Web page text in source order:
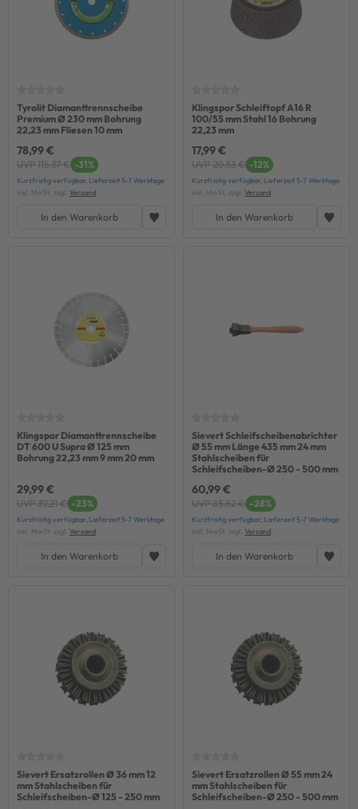
Tyrolit Diamanttrennscheibe
Premium Ø 230 mm Bohrung
22,23 mm Fliesen 10 mm
78,99 €
UVP 115,37 € -31%
Kurzfristig verfügbar, Lieferzeit 5-7 Werktage
inkl. MwSt. zzgl. Versand
In den Warenkorb
Klingspor Schleiftopf A16 R
100/55 mm Stahl 16 Bohrung
22,23 mm
17,99 €
UVP 20,53 € -12%
Kurzfristig verfügbar, Lieferzeit 5-7 Werktage
inkl. MwSt. zzgl. Versand
In den Warenkorb
Klingspor Diamanttrennscheibe
DT 600 U Supra Ø 125 mm
Bohrung 22,23 mm 9 mm 20 mm
29,99 €
UVP 39,21 € -23%
Kurzfristig verfügbar, Lieferzeit 5-7 Werktage
inkl. MwSt. zzgl. Versand
In den Warenkorb
Sievert Schleifscheibenabrichter
Ø 55 mm Länge 435 mm 24 mm
Stahlscheiben für
Schleifscheiben-Ø 250 - 500 mm
60,99 €
UVP 85,62 € -28%
Kurzfristig verfügbar, Lieferzeit 5-7 Werktage
inkl. MwSt. zzgl. Versand
In den Warenkorb
Sievert Ersatzrollen Ø 36 mm 12
mm Stahlscheiben für
Schleifscheiben-Ø 125 - 250 mm
Sievert Ersatzrollen Ø 55 mm 24
mm Stahlscheiben für
Schleifscheiben-Ø 250 - 500 mm